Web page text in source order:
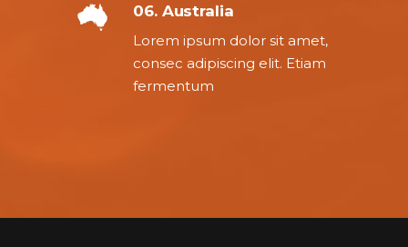
06. Australia
Lorem ipsum dolor sit amet,
consec adipiscing elit. Etiam
fermentum